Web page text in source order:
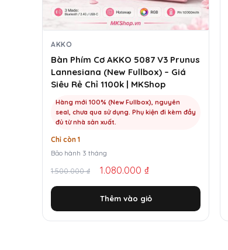
AKKO
Bàn Phím Cơ AKKO 5087 V3 Prunus
Lannesiana (New Fullbox) – Giá
Siêu Rẻ Chỉ 1100k | MKShop
Hàng mới 100% (New Fullbox), nguyên
seal, chưa qua sử dụng. Phụ kiện đi kèm đầy
đủ từ nhà sản xuất.
Chỉ còn 1
Bảo hành 3 tháng
1.500.000₫
Giá
gốc
1.080.000 ₫
Giá
hiện
Thêm vào giỏ